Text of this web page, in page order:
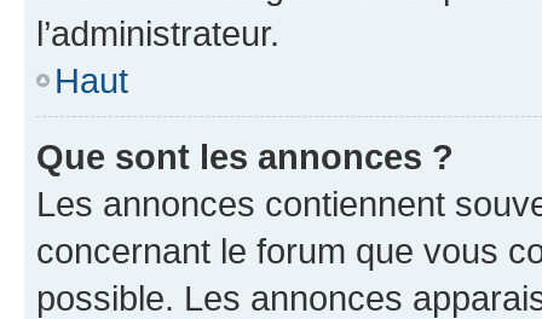
l’administrateur.
Haut
Que sont les annonces ?
Les annonces contiennent
concernant le forum que vous
possible. Les annonces